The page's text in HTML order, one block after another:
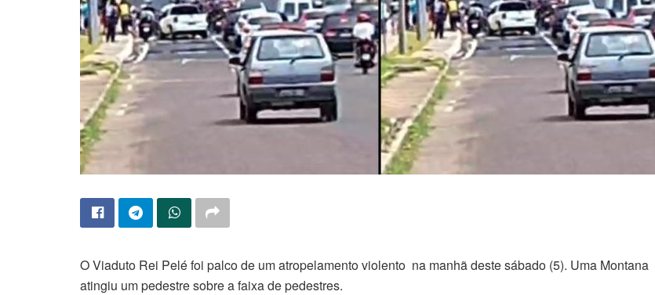
O Viaduto Rei Pelé foi palco de um atropelamento violento na manhã deste sábado (5). Uma Montana
atingiu um pedestre sobre a faixa de pedestres.